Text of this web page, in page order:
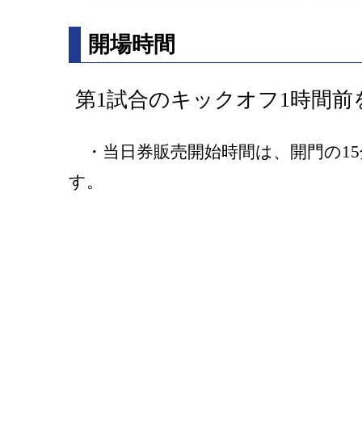
開場時間
第1試合のキックオフ1時間前
・当日券販売開始時間は、開門の
す。